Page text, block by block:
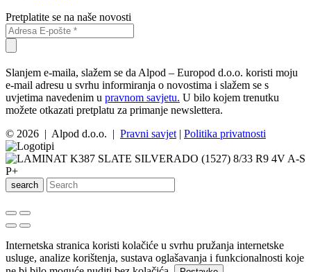
Pretplatite se na naše novosti
Slanjem e-maila, slažem se da Alpod – Europod d.o.o. koristi moju
e-mail adresu u svrhu informiranja o novostima i slažem se s
uvjetima navedenim u pravnom savjetu. U bilo kojem trenutku
možete otkazati pretplatu za primanje newslettera.
© 2026 | Alpod d.o.o. | Pravni savjet | Politika privatnosti
search
Internetska stranica koristi kolačiće u svrhu pružanja internetske
usluge, analize korištenja, sustava oglašavanja i funkcionalnosti koje